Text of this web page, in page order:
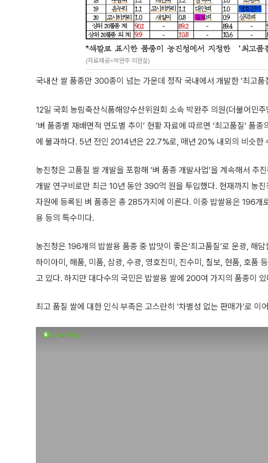
(자료제공=박완주 의원실)
국내산 쌀 품종만 300종이 넘는 가운데 정작 국내에서 개발한 ‘최고
12일 국회 농림축산식품해양수산위원회 소속 박완주 의원(더불어민
‘벼 품종별 재배면적 연도별 추이’ 현황 자료에 따르면 ‘최고품질’ 품
에 불과하다. 5년 전인 2014년은 22.7%로, 매년 20% 내외의 비슷한
농진청은 고품질 쌀 개발을 포함해 ‘벼 품종 개발사업’을 계속해서 추
개발 연구비로만 최근 10년 동안 390억 원을 투입했다. 현재까지 농진
자원에 등록된 벼 품종은 총 285가지에 이른다. 이중 밥쌀용은 196개
용 등의 특수미다.
농진청은 196개의 밥쌀용 품종 중 밥맛이 좋은‘최고품질’로 운광, 해
하이아미, 해품, 미품, 삼광, 수광, 영호진미, 진수미, 칠보, 현품, 호품
고 있다. 하지만 대다수의 국민은 밥쌀용 쌀에 200여 가지의 품종이
최고 품질 쌀에 대한 인식 부족은 고스란히 ‘차별성 없는 판매가’로 이